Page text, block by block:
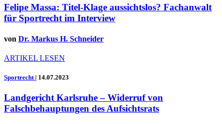
Felipe Massa: Titel-Klage aussichtslos? Fachanwalt
für Sportrecht im Interview
von Dr. Markus H. Schneider
ARTIKEL LESEN
Sportrecht | 14.07.2023
Landgericht Karlsruhe – Widerruf von
Falschbehauptungen des Aufsichtsrats